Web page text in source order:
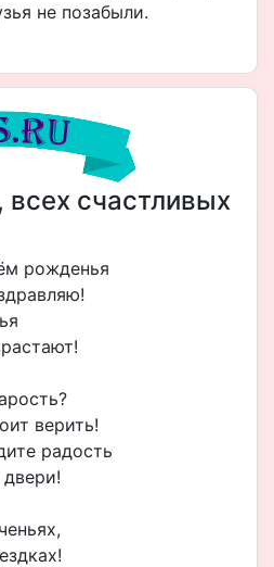
не позабыли.
счастливых
рожденья
верить!
радость